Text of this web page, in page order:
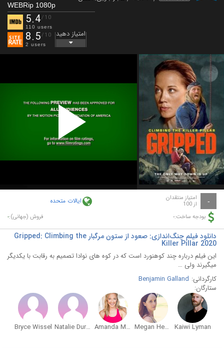
WEBRip 1080p
5.4/10
110 users
8.5/10
2 users
امتیاز دهید
Play
Video
- امتیاز منتقدان
از 100 ایالات متحده
بودجه ساخت:- فروش (جهانی):-
دانلود فیلم چنگ‌اندازی: صعود از ستون مرگبار Gripped: Climbing the
Killer Pillar 2020
این فیلم درباره چند کوهنورد است که در کوه های نوادا تصمیم به رقابت با یکدیگر
میگیرند ولی …
کارگردانی: Benjamin Galland
ستارگان:
Kaiwi Lyman
Megan Hensley
Amanda Maddox
Natalie Duran
Bryce Wissel